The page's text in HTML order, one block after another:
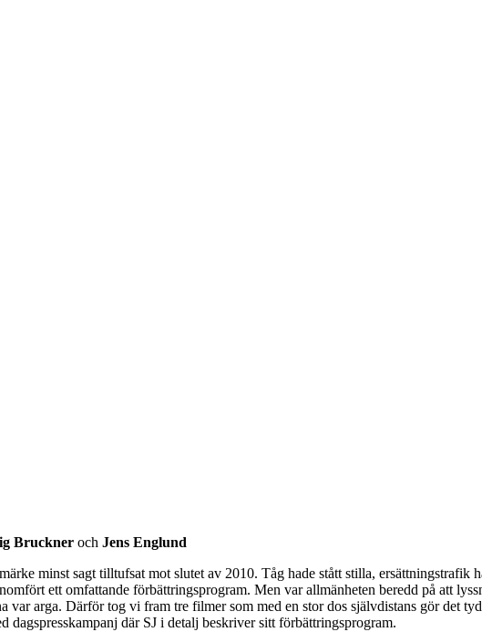
Bruckner och Jens Englund
minst sagt tilltufsat mot slutet av 2010. Tåg hade stått stilla,
ett omfattande förbättringsprogram. Men var allmänheten beredd på att
var arga. Därför tog vi fram tre filmer som med en stor dos självdistans gör det
dagspresskampanj där SJ i detalj beskriver sitt förbättringsprogram.